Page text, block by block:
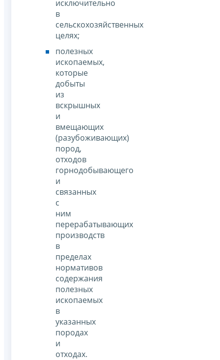
исключительно
в
сельскохозяйственных
целях;
полезных
ископаемых,
которые
добыты
из
вскрышных
и
вмещающих
(разубоживающих)
пород,
отходов
горнодобывающего
и
связанных
с
ним
перерабатывающих
производств
в
пределах
нормативов
содержания
полезных
ископаемых
в
указанных
породах
и
отходах.